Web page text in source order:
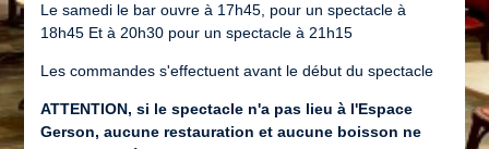
Le samedi le bar ouvre à 17h45, pour un spectacle à
18h45 Et à 20h30 pour un spectacle à 21h15
Les commandes s'effectuent avant le début du spectacle
ATTENTION, si le spectacle n'a pas lieu à l'Espace
Gerson, aucune restauration et aucune boisson ne